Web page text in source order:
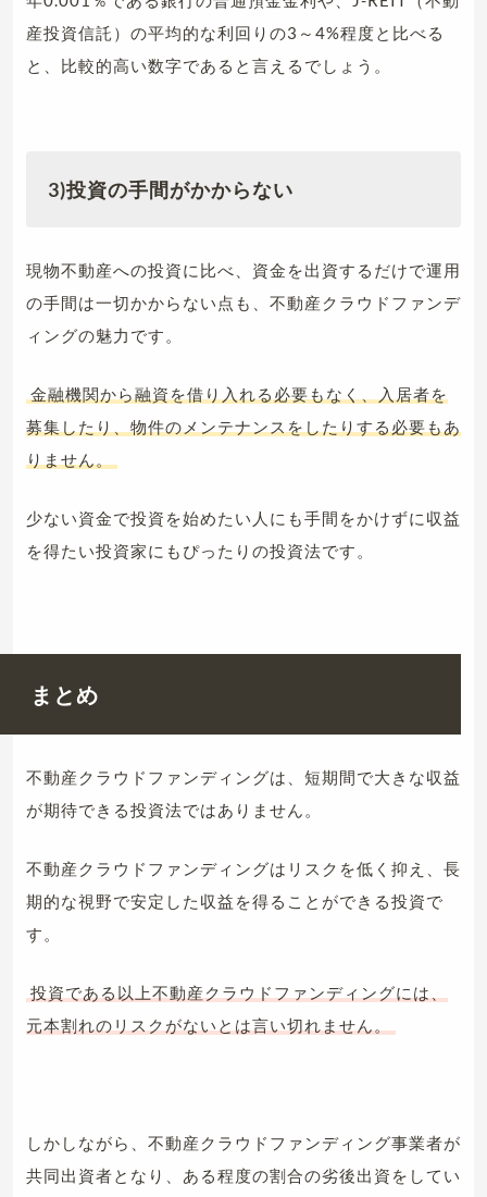
産投資信託）の平均的な利回りの3～4%程度と比べる
と、比較的高い数字であると言えるでしょう。
3)投資の手間がかからない
現物不動産への投資に比べ、資金を出資するだけで運用
の手間は一切かからない点も、不動産クラウドファンデ
ィングの魅力です。
金融機関から融資を借り入れる必要もなく、入居者を
募集したり、物件のメンテナンスをしたりする必要もあ
りません。
少ない資金で投資を始めたい人にも手間をかけずに収益
を得たい投資家にもぴったりの投資法です。
まとめ
不動産クラウドファンディングは、短期間で大きな収益
が期待できる投資法ではありません。
不動産クラウドファンディングはリスクを低く抑え、長
期的な視野で安定した収益を得ることができる投資で
す。
投資である以上不動産クラウドファンディングには、
元本割れのリスクがないとは言い切れません。
しかしながら、不動産クラウドファンディング事業者が
共同出資者となり、ある程度の割合の劣後出資をしてい